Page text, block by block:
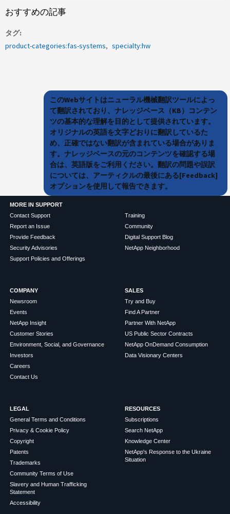
おすすめの記事
タグ
product-categories:fas-systems
specialty:hw
このWebサイトはニューラル機械翻訳ツールによっ
て翻訳されており、ナレッジベース（KB）コンテン
ツの基本的な理解を目的として提供されています。
オリジナルの英語を文字どおりに翻訳しているた
め、正確ではない翻訳が含まれている場合がありま
す。ナレッジベースの元のコンテンツを確認する場
合は、英語版をご利用ください。翻訳の問題や誤訳
については、アーティクルの最後にある[Feedback]
オプションを使用して報告できます。
MORE IN SUPPORT
Contact Support
Report an Issue
Provide Feedback
Security Advisories
Support Policies and Offerings
Training
Community
Digital Support Blog
NetApp Neighborhood
COMPANY
Newsroom
Events
NetApp Insight
Customer Stories
Environment, Social, and Governance
Investors
Careers
Contact Us
SALES
Try and Buy
Find A Partner
Partner With NetApp
US Public Sector Contracts
NetApp OnDemand Consumption
Data Visionary Centers
LEGAL
General Terms and Conditions
Privacy & Cookie Policy
Copyright
Patents
Trademarks
Community Terms of Use
Slavery and Human Trafficking
Statement
Accessibility
RESOURCES
Subscriptions
Search NetApp
Knowledge Center
NetApp's Response to the Ukraine
Situation